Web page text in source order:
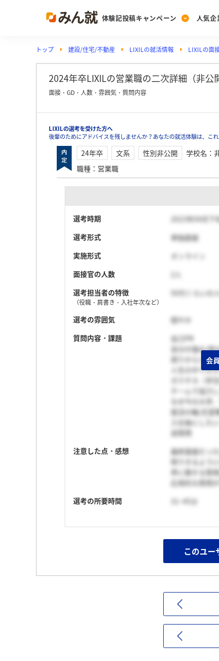
体験記投稿キャンペーン
Post
投稿する
人気
Ranking
ランキングを見る
Vote
PickUp
注目の企業特集
動画で知ろう！業界
トップ 建設/住宅/不動産 LIXILの就活情報 LIXILの面
2024年卒LIXILの営業職の二次詳細（非公
面接・GD・人数・雰囲気・質問内容
LIXILの選考を受けた方へ
後輩のためにアドバイスを残しませんか？あなたの就活体験は、こ
24年卒 文系 性別非公開 学校名 ：
職種 ： 営業職
選考時期
2023年04月下
選考形式
単独面接
実施形式
オンライン
面接官の人数
選考担当者の特徴
（役職・肩書き・入社年次など）
50代くらいの
選考の雰囲気
穏やか
質問内容・課題
自己PR
自分の強み/弱
周りからどん
人生の中で大
ガクチカ（学
チームで協力
なぜ今の大学
就活の軸/志望
入社後にした
逆質問
注意した点・感想
最終面接だっ
明できるよう
界に関する質
応用的な質問
選考の所要時間
31~45分
このユー